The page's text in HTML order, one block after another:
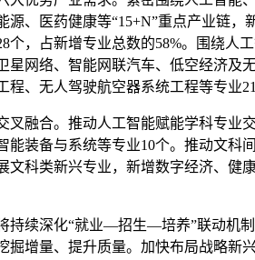
源、医药健康等“15+N”重点产业链，
个，占新增专业总数的58%。围绕人
星网络、智能网联汽车、低空经济及
程、无人驾驶航空器系统工程等专业
融合。推动人工智能赋能学科专业
能装备与系统等专业10个。推动文科
文科类新兴专业，新增数字经济、健
续深化“就业—招生—培养”联动机制
掘增量、提升质量。加快布局战略新